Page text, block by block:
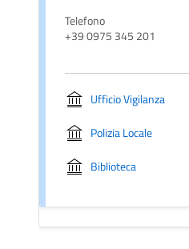
Telefono
+39 0975 345 201
Ufficio Vigilanza
Polizia Locale
Biblioteca